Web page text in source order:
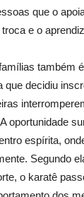
que o
e o
também
que decidiu
oportunidade
espírita,
Segundo
o karatê